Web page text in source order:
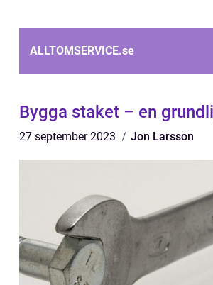
ALLTOMSERVICE.se
Bygga staket – en
27 september 2023 Jon Larsson